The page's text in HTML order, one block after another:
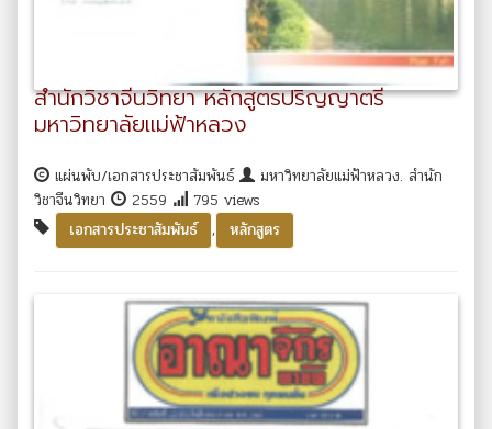
สำนักวิชาจีนวิทยา หลักสูตรปริญญาตรี
มหาวิทยาลัยแม่ฟ้าหลวง
แผ่นพับ/เอกสารประชาสัมพันธ์
มหาวิทยาลัยแม่ฟ้าหลวง. สำนัก
วิชาจีนวิทยา
2559
795 views
เอกสารประชาสัมพันธ์
, หลักสูตร